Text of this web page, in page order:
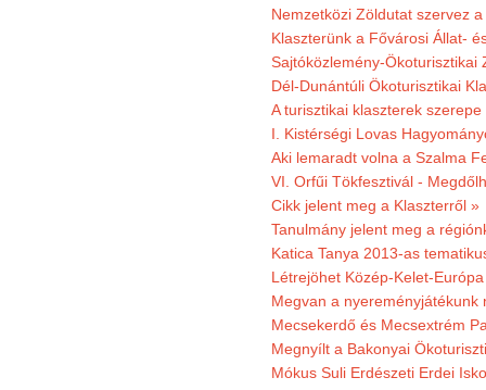
Nemzetközi Zöldutat szervez
Klaszterünk a Fővárosi Állat-
Sajtóközlemény-Ökoturisztikai
Dél-Dunántúli Ökoturisztikai
A turisztikai klaszterek
I. Kistérségi Lovas
Aki lemaradt volna a Szalma
VI. Orfűi Tökfesztivál -
Cikk jelent meg a Klaszterről »
Tanulmány jelent meg a
Katica Tanya 2013-as
Létrejöhet Közép-Kelet-
Megvan a nyereményjátékunk
Mecsekerdő és Mecsextrém
Megnyílt a Bakonyai
Mókus Suli Erdészeti Erdei